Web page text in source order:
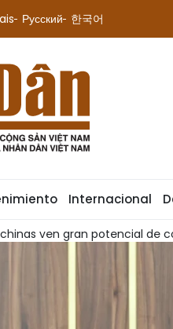
Русский 한국어
Internacional
Destacan papel de